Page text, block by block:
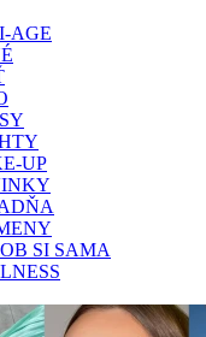
AGE
UP
SI SAMA